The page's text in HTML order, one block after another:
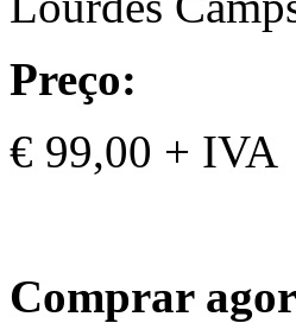
Preço:
€ 99,00 + IVA
Comprar